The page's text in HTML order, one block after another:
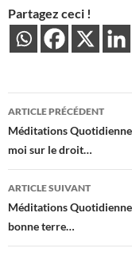
Partagez ceci !
Navigation
des
articles
ARTICLE PRÉCÉDENT
Méditations
moi sur le droit…
ARTICLE SUIVANT
Méditations
bonne terre…